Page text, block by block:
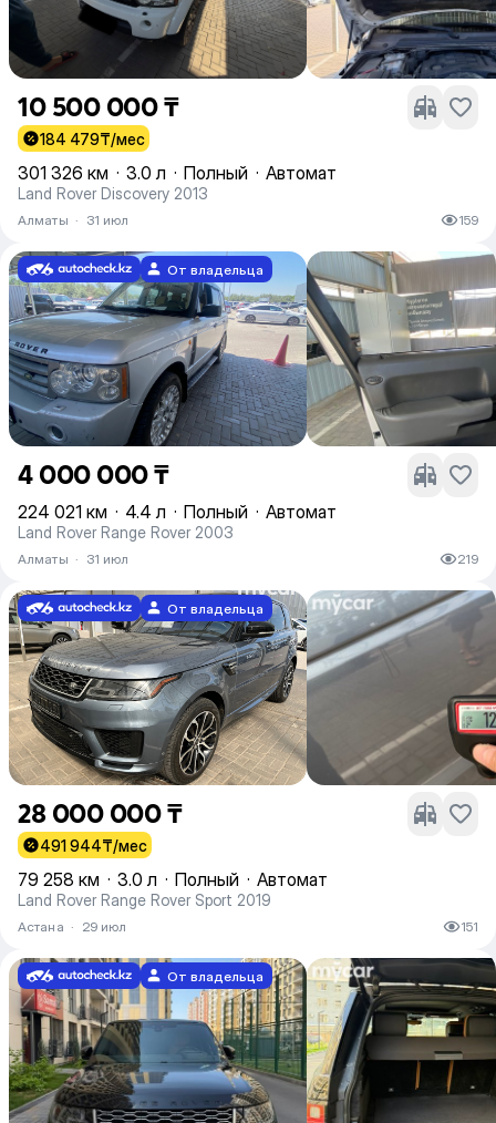
10 500 000 ₸
184 479₸/мес
301 326 км · 3.0 л · Полный · Автомат
Land Rover Discovery 2013
Алматы · 31 июл 159
От владельца
4 000 000 ₸
224 021 км · 4.4 л · Полный · Автомат
Land Rover Range Rover 2003
Алматы · 31 июл 219
От владельца
28 000 000 ₸
491 944₸/мес
79 258 км · 3.0 л · Полный · Автомат
Land Rover Range Rover Sport 2019
Астана · 29 июл 151
От владельца